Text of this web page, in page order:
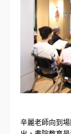
辛麗老師向到